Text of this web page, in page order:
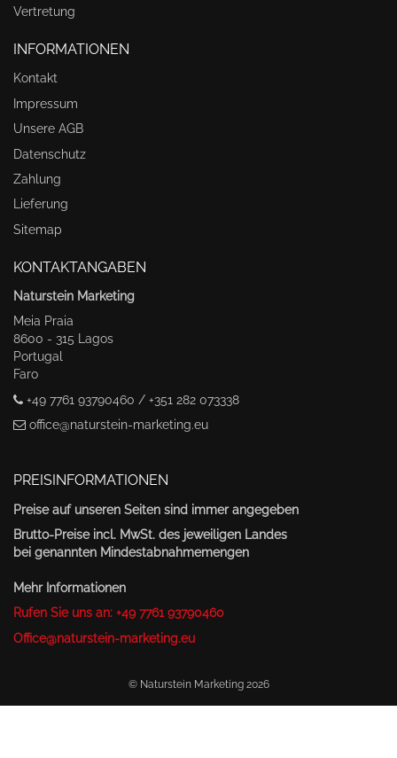
Vertretung
INFORMATIONEN
Kontakt
Impressum
Unsere AGB
Datenschutz
Zahlung
Lieferung
Sitemap
KONTAKTANGABEN
Naturstein Marketing
Meia Praia
8600 - 315 Lagos
Portugal
Faro
+49 7761 93790460 / +351 282 073338
office@naturstein-marketing.eu
PREISINFORMATIONEN
Preise auf unseren Seiten sind immer angegeben
Brutto-Preise incl. MwSt. des jeweiligen Landes
bei genannten Mindestabnahmemengen
Mehr Informationen
Rufen Sie uns an: +49 7761 93790460
Office@naturstein-marketing.eu
© Naturstein Marketing 2026